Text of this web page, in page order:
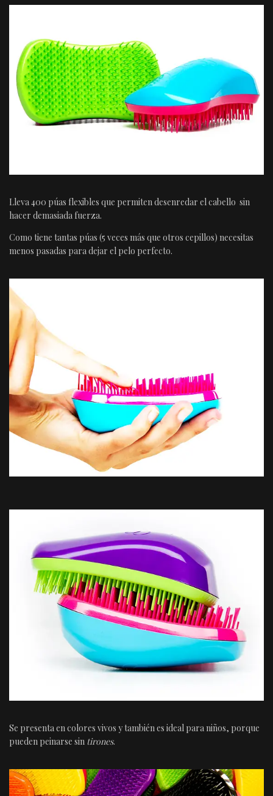
Lleva 400 púas flexibles que permiten desenredar el cabello sin
hacer demasiada fuerza.
Como tiene tantas púas (5 veces más que otros cepillos) necesitas
menos pasadas para dejar el pelo perfecto.
Se presenta en colores vivos y también es ideal para niños, porque
pueden peinarse sin tirones.